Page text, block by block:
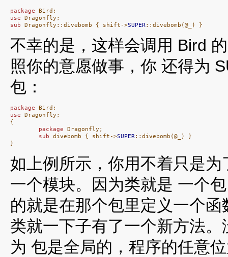
package
use
sub Dragonfly::divebomb { shift->SUPER ::divebomb(@_) }
不幸的是，这样会调用 Bird
照你的意愿做事，你 还得为
包：
package
use Dragonfly;
{
package Dragonfly;
sub divebomb { shift->SUPER ::divebomb(@_) }
}
如上例所示，你用不着只是
一个模块。因为类就是 一个
的就是在那个包里定义一个
类就一下子有了一个新方法
为 包是全局的，程序的任意